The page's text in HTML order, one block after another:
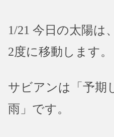
1/21 今日の太陽は
2度に移動します。
サビアンは「予期
雨」です。